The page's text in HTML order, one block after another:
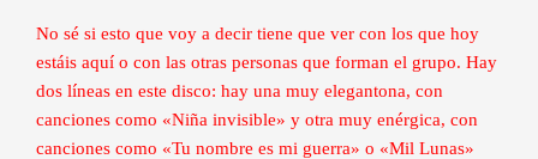
No sé si esto que voy a decir tiene que ver con los que hoy
estáis aquí o con las otras personas que forman el grupo. Hay
dos líneas en este disco: hay una muy elegantona, con
canciones como «Niña invisible» y otra muy enérgica, con
canciones como «Tu nombre es mi guerra» o «Mil Lunas»